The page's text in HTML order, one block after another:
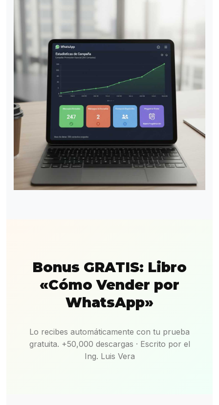
Bonus GRATIS: Libro
«Cómo Vender por
WhatsApp»
Lo recibes automáticamente con tu prueba
gratuita. +50,000 descargas · Escrito por el
Ing. Luis Vera